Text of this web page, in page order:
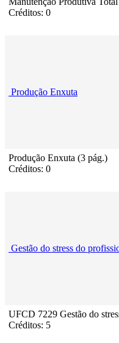
Créditos: 0
Produção Enxuta
Produção Enxuta (3 pág.)
Créditos: 0
Gestão do stress do
UFCD 7229 Gestão do
Créditos: 5